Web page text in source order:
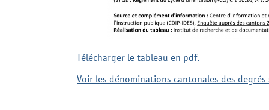
Télécharger le tableau en pdf.
Voir les dénominations cantonales des degrés